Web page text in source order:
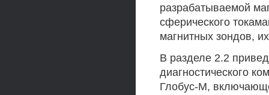
разрабатываемой
сферического
магнитных зондов,
В разделе 2.2
диагностического
Глобус-М,